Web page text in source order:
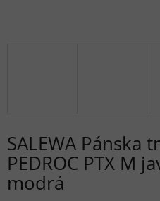
SALEWA Pánska
PEDROC PTX M
modrá